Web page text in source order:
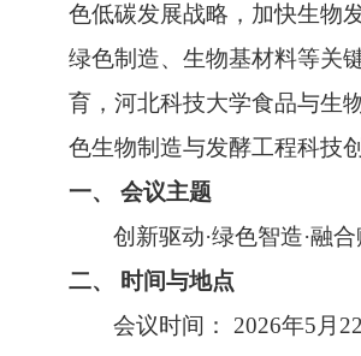
色低碳发展战略，加快生物
绿色制造、生物基材料等关
育，河北科技大学食品与生
色生物制造与发酵工程科技
一、 会议主题
创新驱动·绿色智造·融
二、 时间与地点
会议时间： 2026年5月